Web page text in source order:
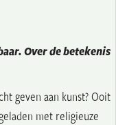
Over de betekenis
geven aan kunst? Ooit
met religieuze